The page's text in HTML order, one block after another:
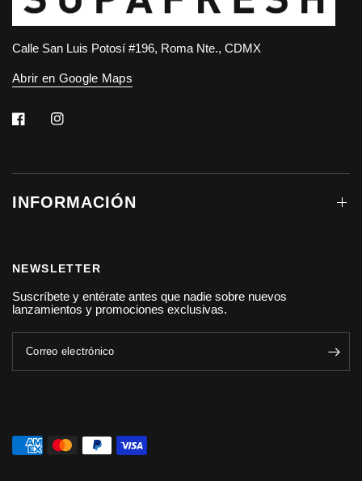
Calle San Luis Potosí #196, Roma Nte., CDMX
Abrir en Google Maps
INFORMACIÓN
NEWSLETTER
Suscríbete y entérate antes que nadie sobre nuevos
lanzamientos y promociones exclusivas.
Correo electrónico